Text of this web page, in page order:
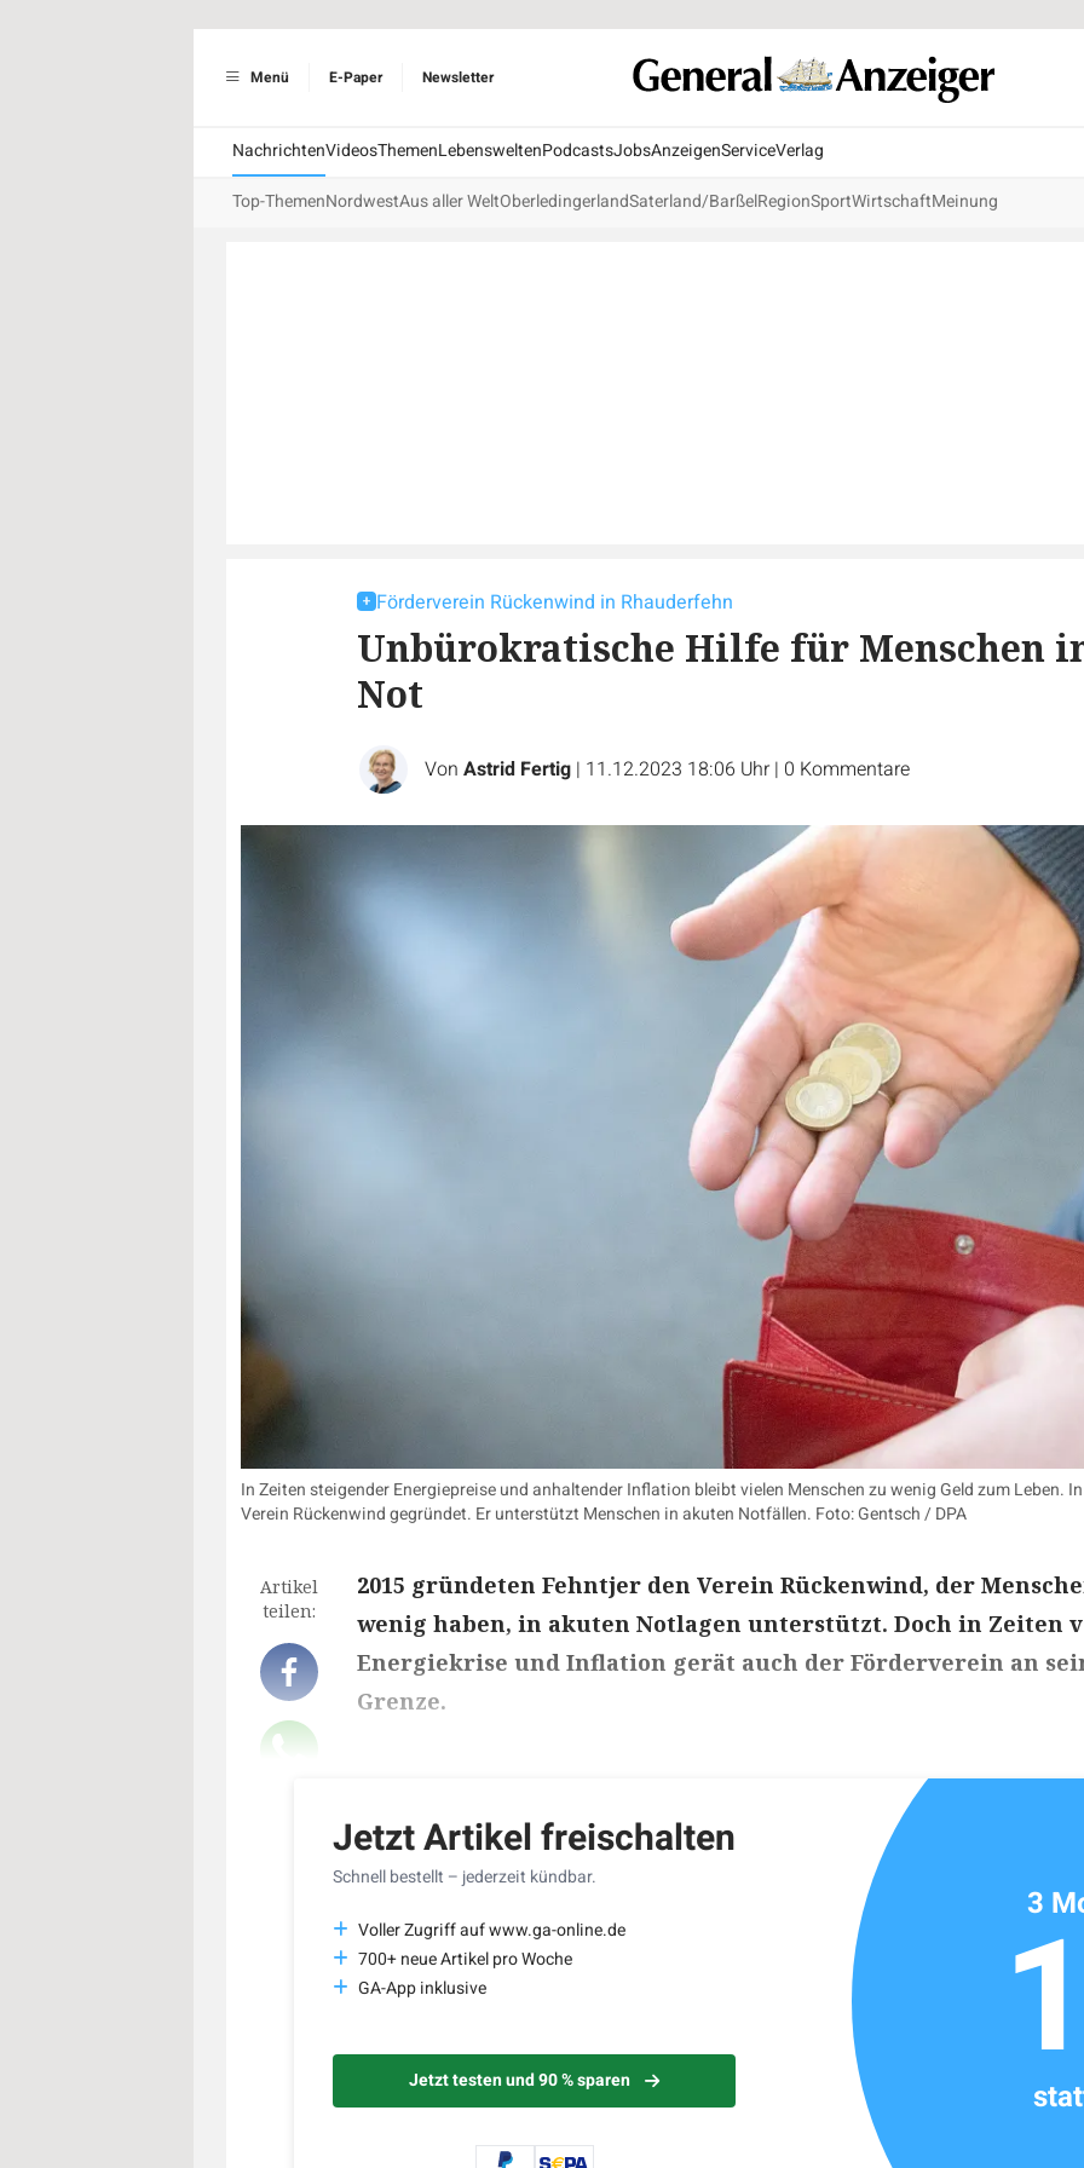
Menü E-Paper Newsletter
NachrichtenVideosThemenLebensweltenPodcastsJobsAnzeigenServiceVerlag
Top-ThemenNordwestAus aller WeltOberledingerlandSaterland/BarßelRegionSportWirtschaftMeinung
Förderverein Rückenwind in Rhauderfehn
Unbürokratische Hilfe für Menschen
Not
Von Astrid Fertig | 11.12.2023 18:06 Uhr | 0 Kommentare
In Zeiten steigender Energiepreise und anhaltender Inflation bleibt vielen Menschen zu wenig Geld zum Leben.
Verein Rückenwind gegründet. Er unterstützt Menschen in akuten Notfällen. Foto: Gentsch / DPA
Artikel
teilen:
2015 gründeten Fehntjer den Verein Rückenwind, der
wenig haben, in akuten Notlagen unterstützt. Doch in Zeiten
Energiekrise und Inflation gerät auch der Förderverein an
Grenze.
Jetzt Artikel freischalten
Schnell bestellt – jederzeit kündbar.
Voller Zugriff auf www.ga-online.de
700+ neue Artikel pro Woche
GA-App inklusive
Jetzt testen und 90 % sparen
3